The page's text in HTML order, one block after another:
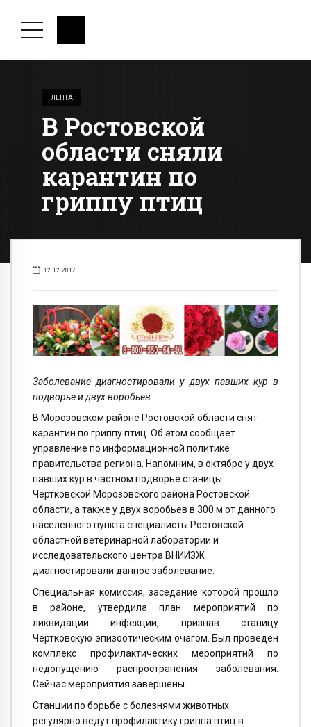
ЛЕНТА
В Ростовской
области сняли
карантин по
гриппу птиц
12.12.2017
Заболевание диагностировали у двух павших кур в
подворье и двух воробьев
В Морозовском районе Ростовской области снят
карантин по гриппу птиц. Об этом сообщает
управление по информационной политике
правительства региона. Напомним, в октябре у двух
павших кур в частном подворье станицы
Чертковской Морозовского района Ростовской
области, а также у двух воробьев в 300 м от данного
населенного пункта специалисты Ростовской
областной ветеринарной лаборатории и
исследовательского центра ВНИИЗЖ
диагностировали данное заболевание.
Специальная комиссия, заседание которой прошло
в районе, утвердила план мероприятий по
ликвидации инфекции, признав станицу
Чертковскую эпизоотическим очагом. Был проведен
комплекс профилактических мероприятий по
недопущению распространения заболевания.
Сейчас мероприятия завершены.
Станции по борьбе с болезнями животных
регулярно ведут профилактику гриппа птиц в